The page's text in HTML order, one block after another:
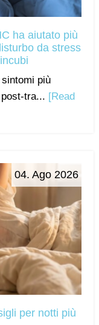
ha aiutato più
da stress
più
tra... [Read
04. Ago 2026
per notti più